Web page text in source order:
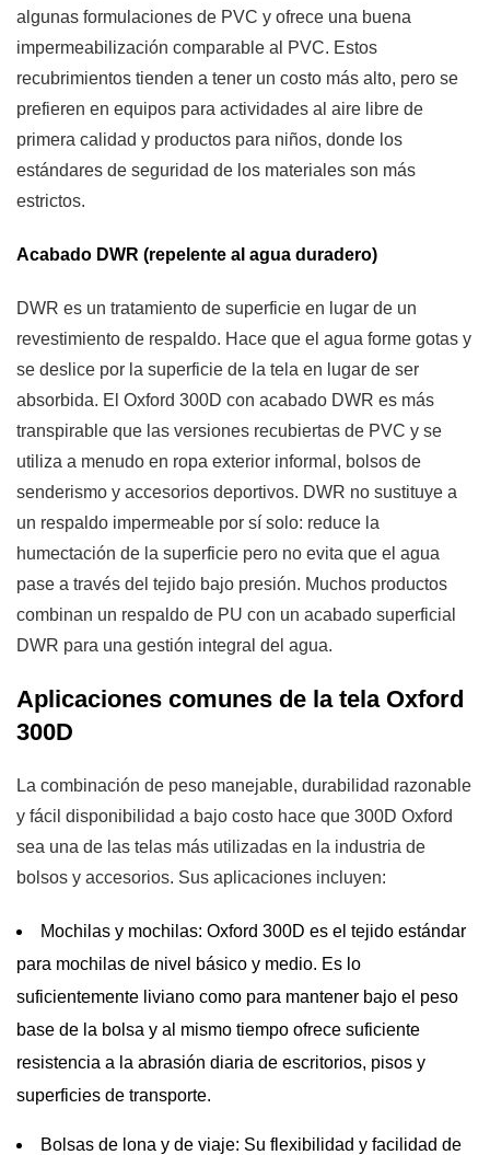
algunas formulaciones de PVC y ofrece una buena
impermeabilización comparable al PVC. Estos
recubrimientos tienden a tener un costo más alto, pero se
prefieren en equipos para actividades al aire libre de
primera calidad y productos para niños, donde los
estándares de seguridad de los materiales son más
estrictos.
Acabado DWR (repelente al agua duradero)
DWR es un tratamiento de superficie en lugar de un
revestimiento de respaldo. Hace que el agua forme gotas y
se deslice por la superficie de la tela en lugar de ser
absorbida. El Oxford 300D con acabado DWR es más
transpirable que las versiones recubiertas de PVC y se
utiliza a menudo en ropa exterior informal, bolsos de
senderismo y accesorios deportivos. DWR no sustituye a
un respaldo impermeable por sí solo: reduce la
humectación de la superficie pero no evita que el agua
pase a través del tejido bajo presión. Muchos productos
combinan un respaldo de PU con un acabado superficial
DWR para una gestión integral del agua.
Aplicaciones comunes de la tela Oxford
300D
La combinación de peso manejable, durabilidad razonable
y fácil disponibilidad a bajo costo hace que 300D Oxford
sea una de las telas más utilizadas en la industria de
bolsos y accesorios. Sus aplicaciones incluyen:
Mochilas y mochilas: Oxford 300D es el tejido estándar
para mochilas de nivel básico y medio. Es lo
suficientemente liviano como para mantener bajo el peso
base de la bolsa y al mismo tiempo ofrece suficiente
resistencia a la abrasión diaria de escritorios, pisos y
superficies de transporte.
Bolsas de lona y de viaje: Su flexibilidad y facilidad de